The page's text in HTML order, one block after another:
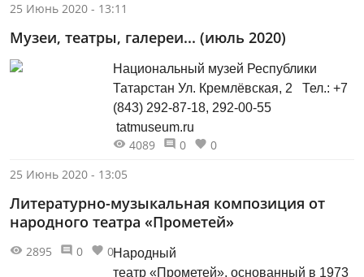
книгу «Татарстан: все для фронта, все
для Победы! 1941–1945», в которой
материал, рассказывающий о весомом
вкладе жителей республики в Великую
Победу.
25 Июнь 2020 - 13:11
Музеи, театры, галереи... (июль 2020)
Национальный музей Республики
Татарстан Ул. Кремлёвская, 2 Тел.: +7
(843) 292-87-18, 292-00-55
tatmuseum.ru
4089 0
0
25 Июнь 2020 - 13:05
Литературно-музыкальная композиция от
народного театра «Прометей»
Народный
театр «Прометей», основанный в 1973
2895 0 0